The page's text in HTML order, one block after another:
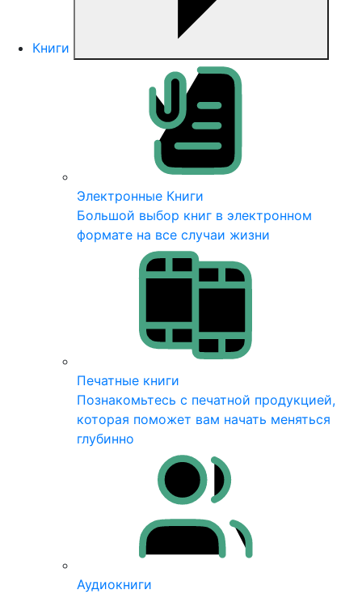
Книги
Электронные Книги
Большой выбор книг в электронном
формате на все случаи жизни
Печатные книги
Познакомьтесь с печатной продукцией,
которая поможет вам начать меняться
глубинно
Аудиокниги